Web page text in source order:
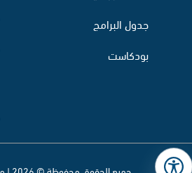
جدول البرامج
بودكاست